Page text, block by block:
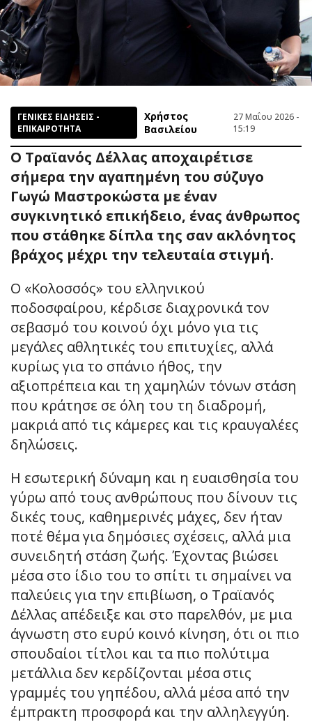
ΓΕΝΙΚΕΣ ΕΙΔΗΣΕΙΣ -
ΕΠΙΚΑΙΡΟΤΗΤΑ
Χρήστος
Βασιλείου
27 Μαΐου 2026 -
15:19
Ο Τραϊανός Δέλλας αποχαιρέτισε
σήμερα την αγαπημένη του σύζυγο
Γωγώ Μαστροκώστα με έναν
συγκινητικό επικήδειο, ένας άνθρωπος
που στάθηκε δίπλα της σαν ακλόνητος
βράχος μέχρι την τελευταία στιγμή.
Ο «Κολοσσός» του ελληνικού
ποδοσφαίρου, κέρδισε διαχρονικά τον
σεβασμό του κοινού όχι μόνο για τις
μεγάλες αθλητικές του επιτυχίες, αλλά
κυρίως για το σπάνιο ήθος, την
αξιοπρέπεια και τη χαμηλών τόνων στάση
που κράτησε σε όλη του τη διαδρομή,
μακριά από τις κάμερες και τις κραυγαλέες
δηλώσεις.
Η εσωτερική δύναμη και η ευαισθησία του
γύρω από τους ανθρώπους που δίνουν τις
δικές τους, καθημερινές μάχες, δεν ήταν
ποτέ θέμα για δημόσιες σχέσεις, αλλά μια
συνειδητή στάση ζωής. Έχοντας βιώσει
μέσα στο ίδιο του το σπίτι τι σημαίνει να
παλεύεις για την επιβίωση, ο Τραϊανός
Δέλλας απέδειξε και στο παρελθόν, με μια
άγνωστη στο ευρύ κοινό κίνηση, ότι οι πιο
σπουδαίοι τίτλοι και τα πιο πολύτιμα
μετάλλια δεν κερδίζονται μέσα στις
γραμμές του γηπέδου, αλλά μέσα από την
έμπρακτη προσφορά και την αλληλεγγύη.